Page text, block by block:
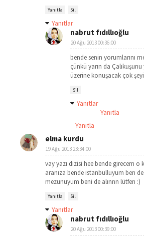
Yanıtla Sil
Yanıtlar
nabrut fıdıllıoğlu
20 Ağu 2013 00:36:00
bende senin yorumlarını
çünkü yarın da
üzerine konuşacak çok
Sil
Yanıtlar
Yanıtla
Yanıtla
elma kurdu
19 Ağu 2013 23:34:00
vay yazı dizisi hee bende girecem o
aranıza bende istanbulluyum ben
mezunuyum beni de alınnn lütfen :)
Yanıtla Sil
Yanıtlar
nabrut fıdıllıoğlu
20 Ağu 2013 00:39:00